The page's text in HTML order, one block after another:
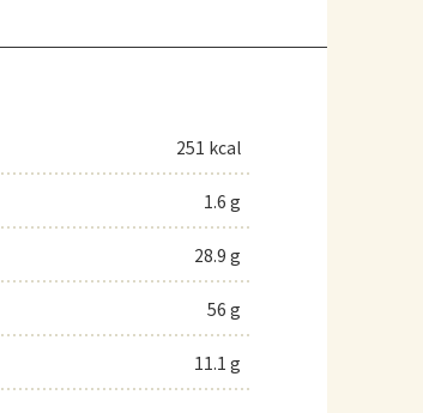
251 kcal
1.6 g
28.9 g
56 g
11.1 g